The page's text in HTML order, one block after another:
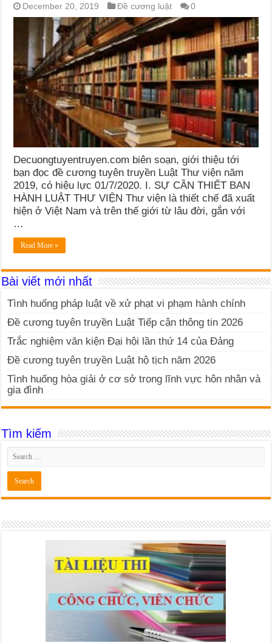
December 20, 2019 Đề cương luật 0
Decuongtuyentruyen.com biên soạn, giới thiệu tới
bạn đọc đề cương tuyên truyền Luật Thư viện năm
2019, có hiệu lực 01/7/2020. I. SỰ CẦN THIẾT BAN
HÀNH LUẬT THƯ VIỆN Thư viện là thiết chế đã xuất
hiện ở Việt Nam và trên thế giới từ lâu đời, gắn với
…
Read More »
Bài viết mới nhất
Tình huống pháp luật về xử phạt vi phạm hành chính
Đề cương tuyên truyền Luật Tiếp cận thông tin 2026
Trắc nghiệm văn kiện Đại hội lần thứ 14 của Đảng
Đề cương tuyên truyền Luật hộ tịch năm 2026
Tình huống hòa giải ở cơ sở trong lĩnh vực hôn nhân và
gia đình
Tìm kiếm